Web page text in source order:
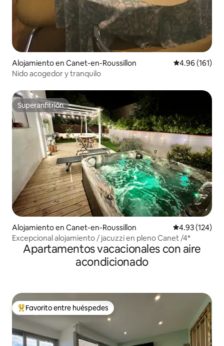
Alojamiento en Canet-en-Roussillon Calificación
4.96 (161)
Nido acogedor y tranquilo
Superanfitrión
Superanfitrión
Alojamiento en Canet-en-Roussillon Calificación
4.93 (124)
Excepcional alojamiento / jacuzzi en pleno Canet /4*
Apartamentos vacacionales con aire
acondicionado
Favorito entre huéspedes preferido
Favorito entre huéspedes